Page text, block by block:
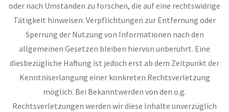
oder nach Umständen zu forschen, die auf eine rechtswidrige
Tätigkeit hinweisen. Verpflichtungen zur Entfernung oder
Sperrung der Nutzung von Informationen nach den
allgemeinen Gesetzen bleiben hiervon unberührt. Eine
diesbezügliche Haftung ist jedoch erst ab dem Zeitpunkt der
Kenntniserlangung einer konkreten Rechtsverletzung
möglich. Bei Bekanntwerden von den o.g.
Rechtsverletzungen werden wir diese Inhalte unverzüglich